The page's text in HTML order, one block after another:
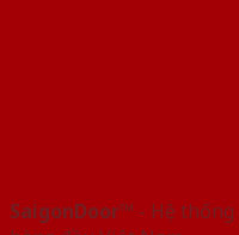
SaigonDoor™ - Hệ